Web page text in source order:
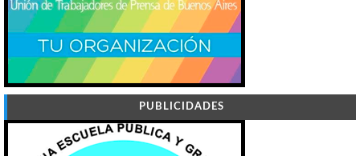
PUBLICIDADES